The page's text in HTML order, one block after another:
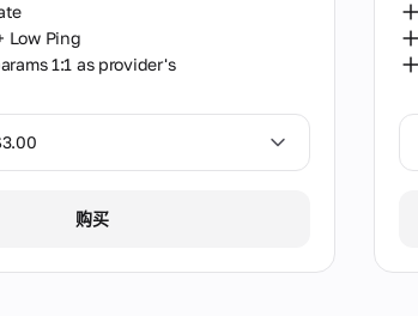
Low Ping
1:1 as provider's
购买